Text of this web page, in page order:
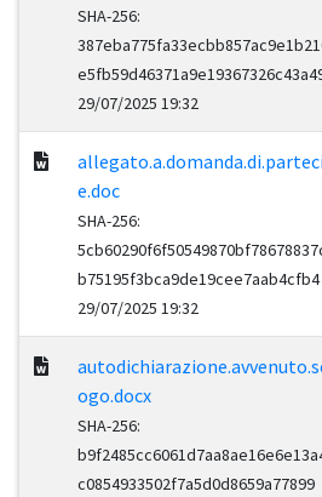
SHA-256:
29/07/2025 19:32
e.doc
SHA-256:
b75195f3bca9de19cee7aab4cfb4
29/07/2025 19:32
ogo.docx
SHA-256:
c0854933502f7a5d0d8659a77899